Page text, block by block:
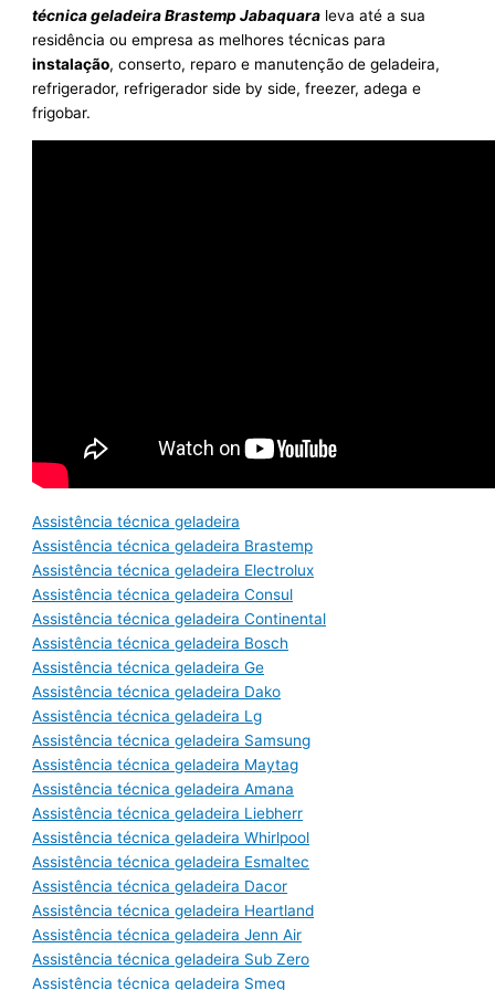
técnica geladeira Brastemp Jabaquara leva até a sua
residência ou empresa as melhores técnicas para
instalação, conserto, reparo e manutenção de geladeira,
refrigerador, refrigerador side by side, freezer, adega e
frigobar.
Assistência técnica geladeira
Assistência técnica geladeira Brastemp
Assistência técnica geladeira Electrolux
Assistência técnica geladeira Consul
Assistência técnica geladeira Continental
Assistência técnica geladeira Bosch
Assistência técnica geladeira Ge
Assistência técnica geladeira Dako
Assistência técnica geladeira Lg
Assistência técnica geladeira Samsung
Assistência técnica geladeira Maytag
Assistência técnica geladeira Amana
Assistência técnica geladeira Liebherr
Assistência técnica geladeira Whirlpool
Assistência técnica geladeira Esmaltec
Assistência técnica geladeira Dacor
Assistência técnica geladeira Heartland
Assistência técnica geladeira Jenn Air
Assistência técnica geladeira Sub Zero
Assistência técnica geladeira Smeg